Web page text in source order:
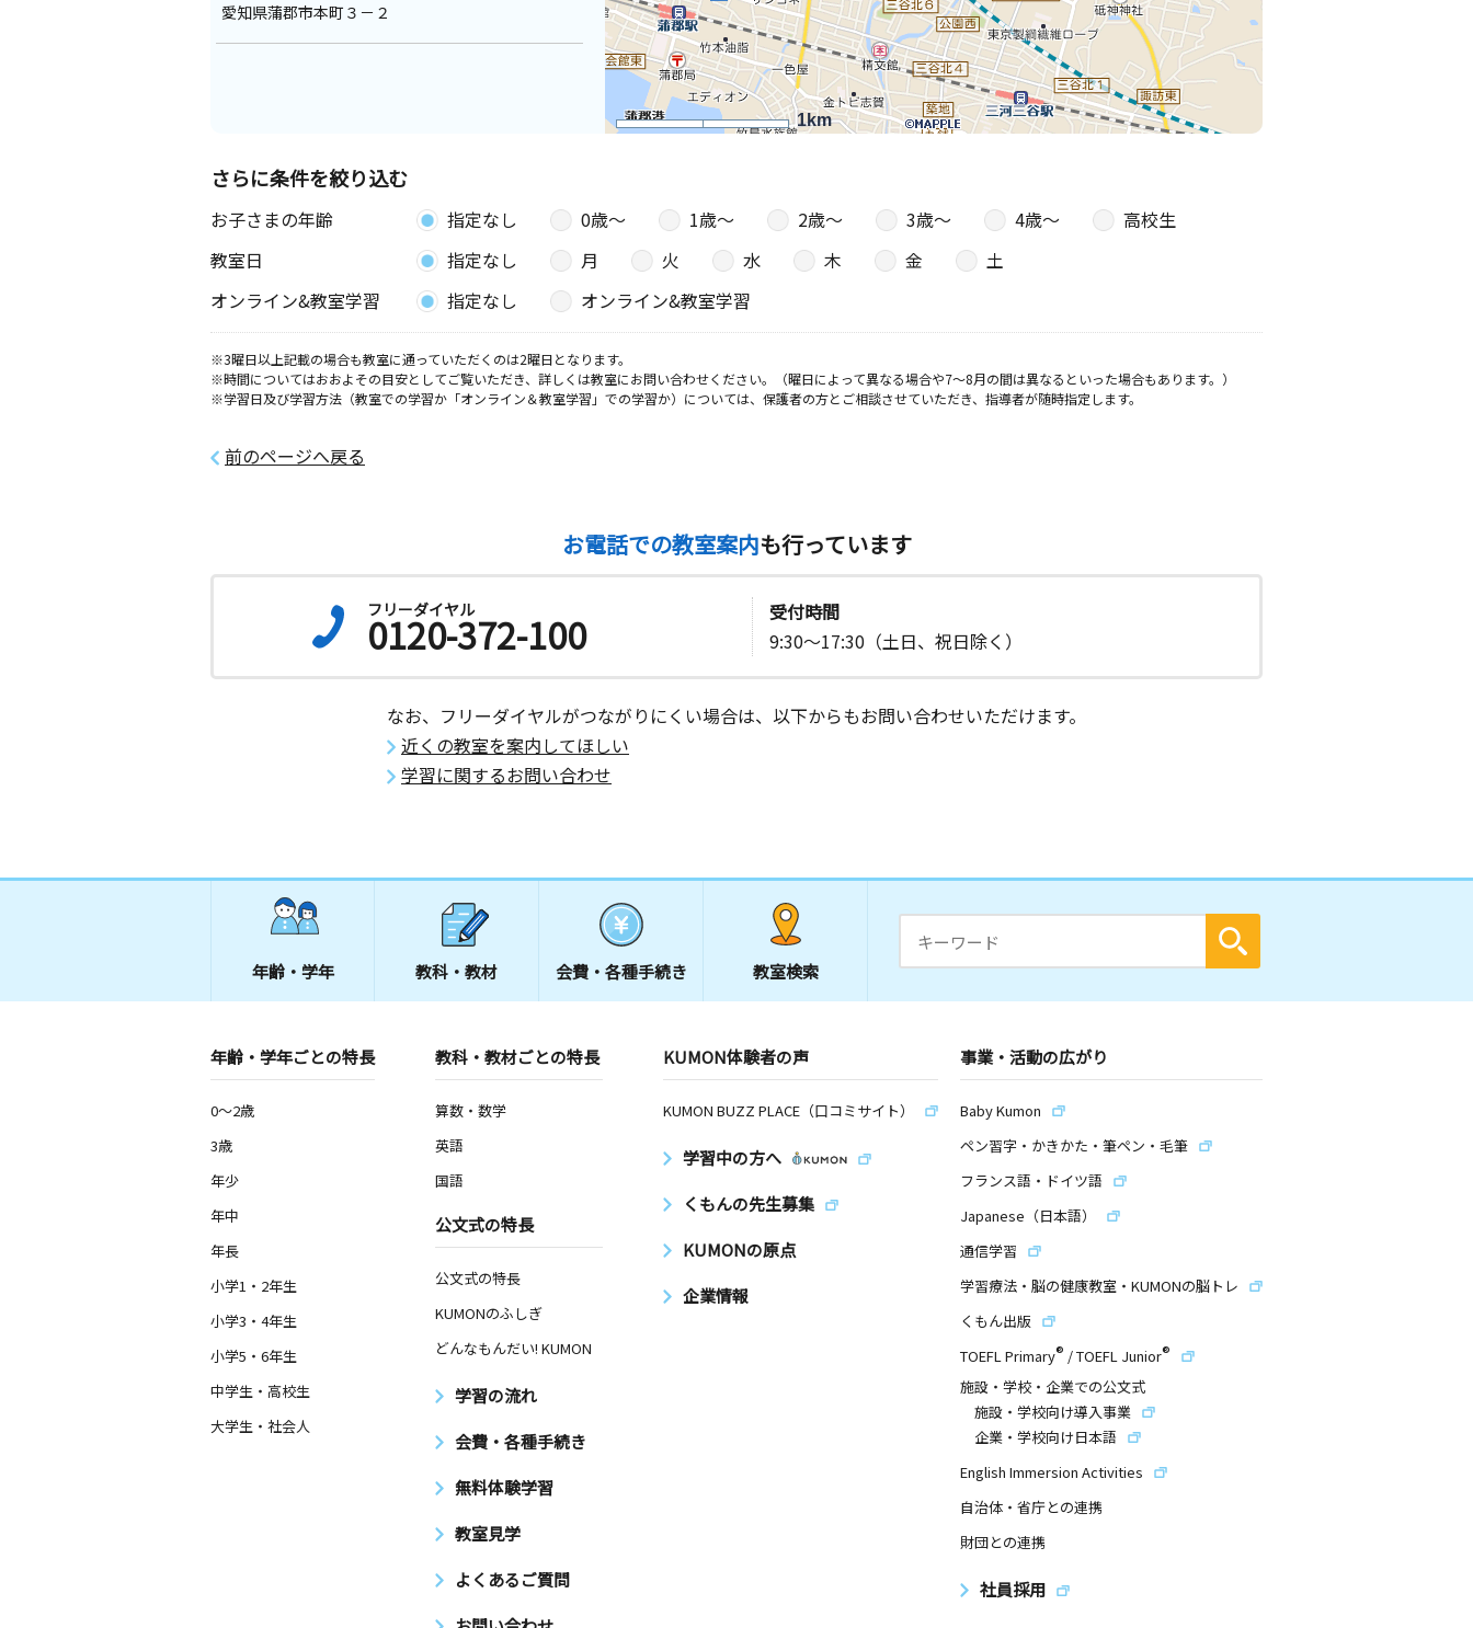
1km
愛知県蒲郡市本町３－２
さらに条件を絞り込む
お子さまの年齢 指定なし 0歳〜 1歳〜 2歳〜 3歳〜 4歳〜
高校生
教室日
指定なし 月 火 水 木 金
土
オンライン&教室学習
指定なし オンライン&教室学習
※3曜日以上記載の場合も教室に通っていただくのは2曜日となります。
※時間についてはおおよその目安としてご覧いただき、詳しくは教室にお問い合わせください。（曜日によって異なる場合や7～8月の間は異なるといった場合もあります。）
※学習日及び学習方法（教室での学習か「オンライン＆教室学習」での学習か）については、保護者の方とご相談させていただき、指導者が随時指定します。
前のページへ戻る
お電話での教室案内も行っています
フリーダイヤル
0120-372-100
受付時間
9:30～17:30（土日、祝日除く）
なお、フリーダイヤルがつながりにくい場合は、以下からもお問い合わせいただけます。
近くの教室を案内してほしい
学習に関するお問い合わせ
年齢・学年 教科・教材 会費・ 各種手続き 教室検索
年齢・学年ごとの特長
0～2歳
3歳
年少
年中
年長
小学1・2年生
小学3・4年生
小学5・6年生
中学生・高校生
大学生・社会人
教科・教材ごとの特長
算数・数学
英語
国語
公文式の特長
公文式の特長
KUMONのふしぎ
どんなもんだい! KUMON
学習の流れ
会費・各種手続き
無料体験学習
教室見学
よくあるご質問
KUMON体験者の声
KUMON BUZZ PLACE（口コミサイト）
学習中の方へ
くもんの先生募集
KUMONの原点
企業情報
事業・活動の広がり
Baby Kumon
ペン習字・かきかた・筆ペン・毛筆
フランス語・ドイツ語
Japanese（日本語）
通信学習
学習療法・脳の健康教室・KUMONの脳トレ
くもん出版
TOEFL Primary® /TOEFL Junior®
施設・学校・企業での公文式
施設・学校向け導入事業
企業・学校向け日本語
English Immersion Activities
自治体・省庁との連携
財団との連携
社員採用